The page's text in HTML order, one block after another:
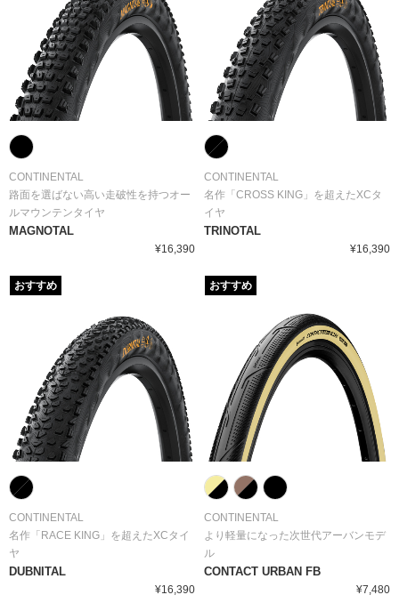
CONTINENTAL
路面を選ばない高い走破性を持つオー
ルマウンテンタイヤ
MAGNOTAL
¥16,390
CONTINENTAL
名作「CROSS KING」を超えたXCタ
イヤ
TRINOTAL
¥16,390
CONTINENTAL
名作「RACE KING」を超えたXCタイ
ヤ
DUBNITAL
¥16,390
おすすめ
CONTINENTAL
より軽量になった次世代アーバンモデ
ル
CONTACT URBAN FB
¥7,480
おすすめ